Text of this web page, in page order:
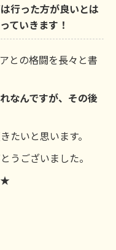
行った方が良いとは
ていきます！
との格闘を長々と書
なんですが、その後
たいと思います。
うございました。
★